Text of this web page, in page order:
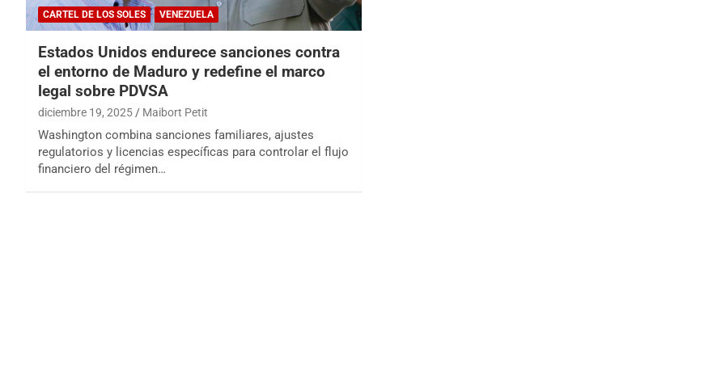
CARTEL DE LOS SOLES VENEZUELA
Estados Unidos endurece sanciones contra
el entorno de Maduro y redefine el marco
legal sobre PDVSA
diciembre 19, 2025 Maibort Petit
Washington combina sanciones familiares, ajustes
regulatorios y licencias específicas para controlar el flujo
financiero del régimen…